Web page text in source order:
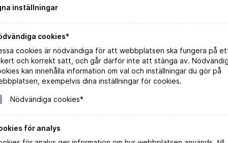
inställningar
cookies*
cookies är nödvändiga för att webbplatsen ska fungera på
och korrekt sätt, och går därför inte att stänga av.
kan innehålla information om val och inställningar du gör på
exempelvis dina inställningar för cookies.
Nödvändiga cookies*
för analys